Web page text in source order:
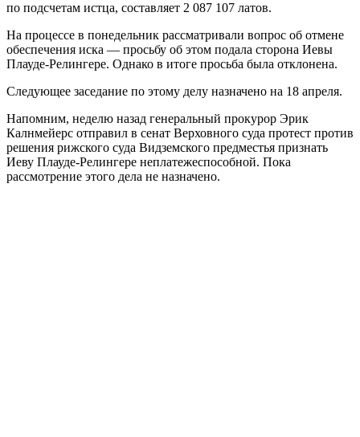
по подсчетам истца, составляет 2 087 107 латов.
На процессе в понедельник рассматривали вопрос об отмене
обеспечения иска — просьбу об этом подала сторона Иевы
Плауде-Релингере. Однако в итоге просьба была отклонена.
Следующее заседание по этому делу назначено на 18 апреля.
Напомним, неделю назад генеральный прокурор Эрик
Калнмейерс отправил в сенат Верховного суда протест против
решения рижского суда Видземского предместья признать
Иеву Плауде-Релингере неплатежеспособной. Пока
рассмотрение этого дела не назначено.